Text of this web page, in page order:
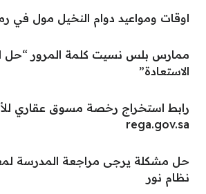
اوقات ومواعيد دوام النخيل مول في
ممارس بلس نسيت كلمة المرور “حل
الاستعادة”
رابط استخراج رخصة مسوق عقاري
rega.gov.sa
حل مشكلة يرجى مراجعة المدرسة
نظام نور